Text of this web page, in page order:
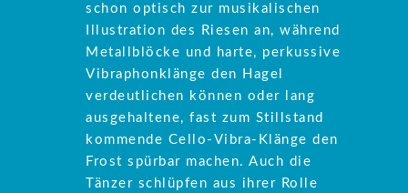
schon optisch zur musikalischen
Illustration des Riesen an, während
Metallblöcke und harte, perkussive
Vibraphonklänge den Hagel
verdeutlichen können oder lang
ausgehaltene, fast zum Stillstand
kommende Cello-Vibra-Klänge den
Frost spürbar machen. Auch die
Tänzer schlüpfen aus ihrer Rolle